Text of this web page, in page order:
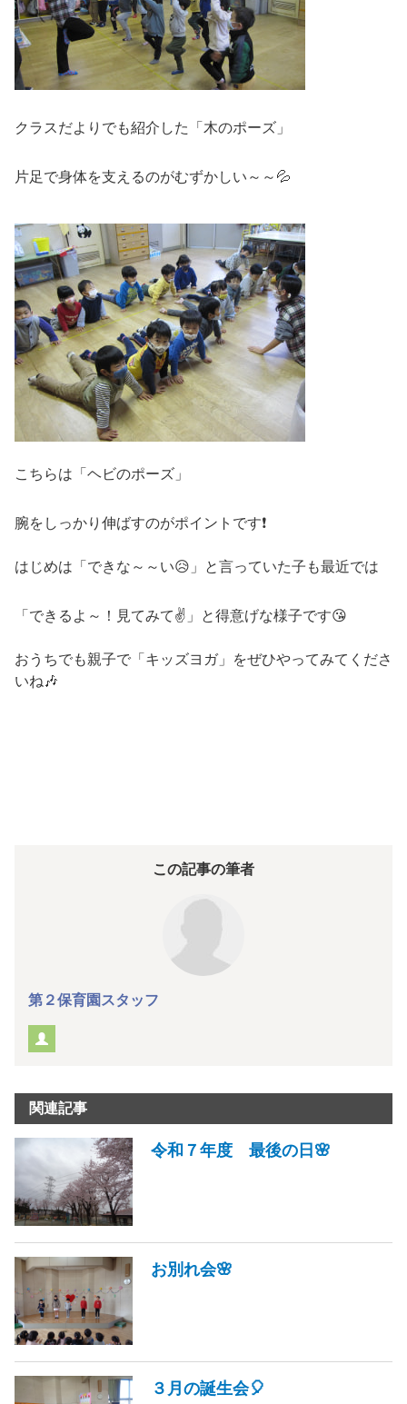
クラスだよりでも紹介した「木のポーズ」
片足で身体を支えるのがむずかしい～～💦
こちらは「ヘビのポーズ」
腕をしっかり伸ばすのがポイントです❗
はじめは「できな～～い😥」と言っていた子も最近では
「できるよ～！見てみて✌」と得意げな様子です😘
おうちでも親子で「キッズヨガ」をぜひやってみてくださ
いね🎶
この記事の筆者
第２保育園スタッフ
関連記事
令和７年度 最後の日🌸
お別れ会🌸
３月の誕生会🎈